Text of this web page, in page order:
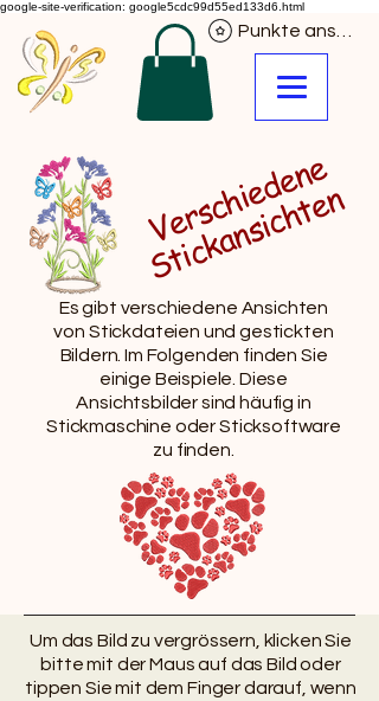
google-site-verification: google5cdc99d55ed133d6.html
V
e
r
s
c
h
i
e
d
e
n
e
S
t
i
c
k
a
n
s
i
c
h
t
e
n
Es gibt verschiedene Ansichten
von Stickdateien und gestickten
Bildern. Im Folgenden finden Sie
einige Beispiele. Diese
Ansichtsbilder sind häufig in
Stickmaschine oder Sticksoftware
zu finden.
Um das Bild zu vergrössern, klicken Sie
bitte mit der Maus auf das Bild oder
tippen Sie mit dem Finger darauf, wenn